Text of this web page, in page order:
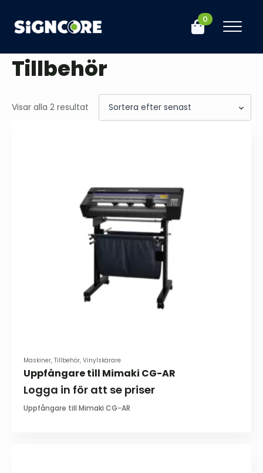
0
Hem Butik Maskiner
Vinylskärare
Tillbehör
Tillbehör
Visar alla 2 resultat Sortera
efter
Maskiner, Tillbehör, Vinylskärare
Uppfångare till Mimaki CG-AR
Logga in för att se priser
Uppfångare till Mimaki CG-AR